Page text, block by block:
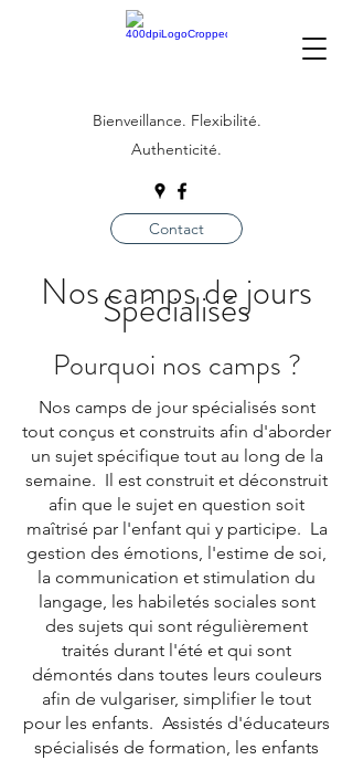
Bienveillance. Flexibilité.
Authenticité.
Contact
Nos camps de jours
Spécialisés
Pourquoi nos camps ?
Nos camps de jour spécialisés sont
tout conçus et construits afin d'aborder
un sujet spécifique tout au long de la
semaine. Il est construit et déconstruit
afin que le sujet en question soit
maîtrisé par l'enfant qui y participe. La
gestion des émotions, l'estime de soi,
la communication et stimulation du
langage, les habiletés sociales sont
des sujets qui sont régulièrement
traités durant l'été et qui sont
démontés dans toutes leurs couleurs
afin de vulgariser, simplifier le tout
pour les enfants. Assistés d'éducateurs
spécialisés de formation, les enfants